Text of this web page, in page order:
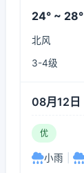
24° ~ 28°
北风
3-4级
08月12日
优
小雨